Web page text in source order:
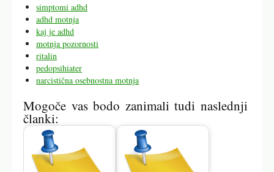
simptomi adhd
adhd motnja
kaj je adhd
motnja pozornosti
ritalin
pedopsihiater
narcistična osebnostna motnja
Mogoče vas bodo zanimali tudi naslednji
članki: